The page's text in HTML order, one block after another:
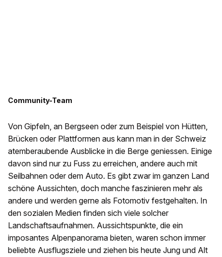
Community-Team
Von Gipfeln, an Bergseen oder zum Beispiel von Hütten,
Brücken oder Plattformen aus kann man in der Schweiz
atemberaubende Ausblicke in die Berge geniessen. Einige
davon sind nur zu Fuss zu erreichen, andere auch mit
Seilbahnen oder dem Auto. Es gibt zwar im ganzen Land
schöne Aussichten, doch manche faszinieren mehr als
andere und werden gerne als Fotomotiv festgehalten. In
den sozialen Medien finden sich viele solcher
Landschaftsaufnahmen. Aussichtspunkte, die ein
imposantes Alpenpanorama bieten, waren schon immer
beliebte Ausflugsziele und ziehen bis heute Jung und Alt